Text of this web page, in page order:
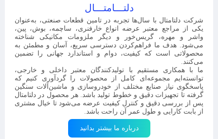
دلتـــامتـــال
شرکت دلتامتال با سال‌ها تجربه در تامین قطعات صنعتی، به‌عنوان
یکی از مراجع معتبر عرضه انواع خارفنری، ساچمه، بوش، پین،
واشر و مهره، گریس‌خور و دیگر ملزومات مکانیکی شناخته
می‌شود. هدف ما فراهم‌کردن دسترسی سریع، آسان و مطمئن به
محصولاتی است که کیفیت، دوام و استاندارد جهانی را تضمین
می‌کنند.
ما با همکاری مستقیم با تولیدکنندگان معتبر داخلی و خارجی،
توانسته‌ایم مجموعه‌ای کامل از محصولات را گردآوری کنیم که
پاسخگوی نیاز صنایع مختلف از خودروسازی و ماشین‌آلات سنگین
گرفته تا تجهیزات دقیق و خطوط تولید باشد. هر محصول در دلتامتال
پس از بررسی دقیق و کنترل کیفیت عرضه می‌شود تا خیال مشتری
از بابت کارایی و طول عمر آن راحت باشد.
درباره ما بیشتر بدانید